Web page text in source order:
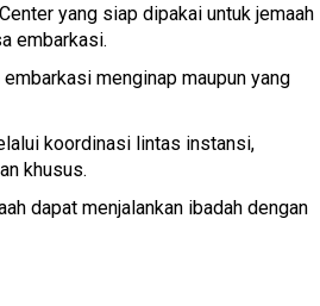
yang siap dipakai untuk jemaah
embarkasi.
menginap maupun yang
koordinasi lintas instansi,
khusus.
dapat menjalankan ibadah dengan